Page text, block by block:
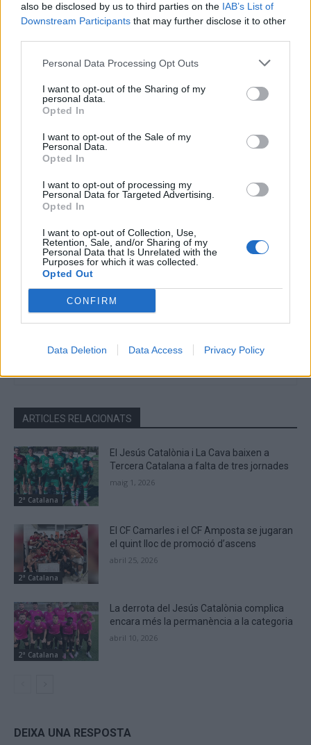
also be disclosed by us to third parties on the IAB’s List of
Downstream Participants that may further disclose it to other
Personal Data Processing Opt Outs
I want to opt-out of the Sharing of my
personal data.
Opted In
I want to opt-out of the Sale of my
Personal Data.
Opted In
I want to opt-out of processing my
Personal Data for Targeted Advertising.
Opted In
I want to opt-out of Collection, Use,
Retention, Sale, and/or Sharing of my
Personal Data that Is Unrelated with the
Purposes for which it was collected.
Opted Out
CONFIRM
Data Deletion Data Access Privacy Policy
Article anterior
El renovat Handbol Ascó
comença la Lliga Catalana
amb derrota (23-27)
Article següent
principi i no passa de l’empat
davant del Móra la Nova (0-0)
Setmanari l'Ebre
ARTICLES RELACIONATS
2ª Catalana
El Jesús Catalònia i La Cava baixen a
Tercera Catalana a falta de tres jornades
maig 1, 2026
2ª Catalana
El CF Camarles i el CF Amposta se jugaran
el quint lloc de promoció d’ascens
abril 25, 2026
2ª Catalana
La derrota del Jesús Catalònia complica
encara més la permanència a la categoria
abril 10, 2026
DEIXA UNA RESPOSTA